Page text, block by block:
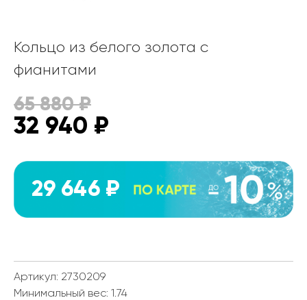
Кольцо из белого золота с
фианитами
65 880₽
32 940 ₽
29 646 ₽
Артикул: 2730209
Минимальный вес: 1.74